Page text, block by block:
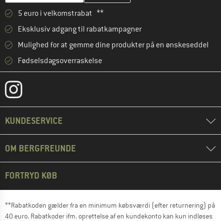
5 euro i velkomstrabat **
Eksklusiv adgang til rabatkampagner
Mulighed for at gemme dine produkter på en ønskeseddel
Fødselsdagsoverraskelse
KUNDESERVICE
OM BERGFREUNDE
FORTRYD KØB
**Rabatkoden gælder fra en minimum købsværdi (efter returnering) på
40 euro. Rabatkoder ifm. oprettelse af en kundekonto kan kun indløses